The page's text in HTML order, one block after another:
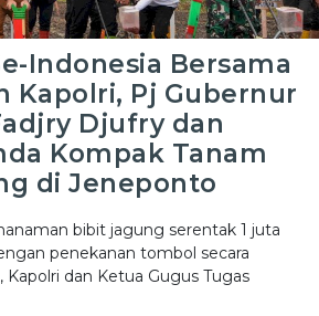
Indonesia Bersama
Kapolri, Pj Gubernur
Djufry dan
Kompak Tanam
di Jeneponto
bibit jagung serentak 1 juta
penekanan tombol secara
dan Ketua Gugus Tugas